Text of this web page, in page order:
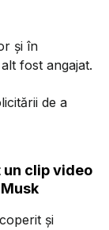
și în
fost angajat.
de a
un clip video
și